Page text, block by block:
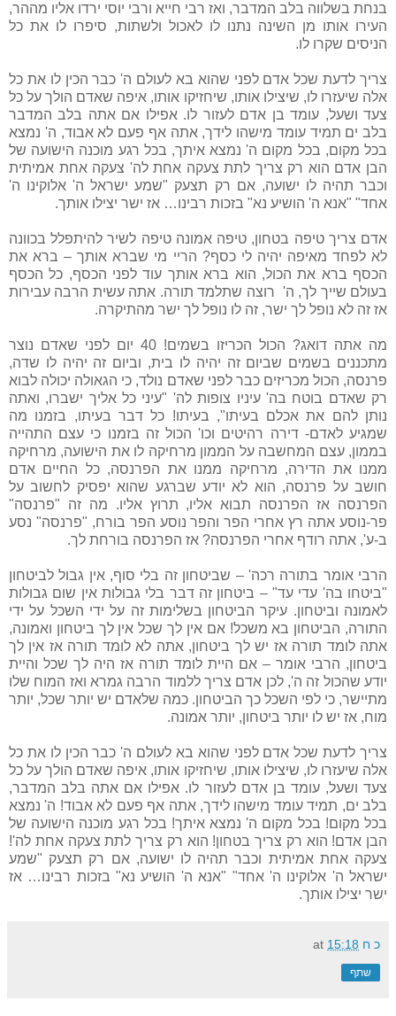
בנחת בשלווה בלב המדבר, ואז רבי חייא ורבי יוסי ירדו אליו מההר,
העירו אותו מן השינה נתנו לו לאכול ולשתות, סיפרו לו את כל
הניסים שקרו לו.
צריך לדעת שכל אדם לפני שהוא בא לעולם ה' כבר הכין לו את כל
אלה שיעזרו לו, שיצילו אותו, שיחזיקו אותו, איפה שאדם הולך על כל
צעד ושעל, עומד בן אדם לעזור לו. אפילו אם אתה בלב המדבר
בלב ים תמיד עומד מישהו לידך, אתה אף פעם לא אבוד, ה' נמצא
בכל מקום, בכל מקום ה' נמצא איתך, בכל רגע מוכנה הישועה של
הבן אדם הוא רק צריך לתת צעקה אחת לה' צעקה אחת אמיתית
וכבר תהיה לו ישועה, אם רק תצעק "שמע ישראל ה' אלוקינו ה'
אחד" "אנא ה' הושיע נא" בזכות רבינו… אז ישר יצילו אותך.
אדם צריך טיפה בטחון, טיפה אמונה טיפה לשיר להיתפלל בכוונה
לא לפחד מאיפה יהיה לי כסף? הריי מי שברא אותך – ברא את
הכסף ברא את הכול, הוא ברא אותך עוד לפני הכסף, כל הכסף
בעולם שייך לך, ה' רוצה שתלמד תורה. אתה עשית הרבה עבירות
אז זה לא נופל לך ישר, זה לו נופל לך ישר מהתיקרה.
מה אתה דואג? הכול הכריזו בשמים! 40 יום לפני שאדם נוצר
מתכננים בשמים שביום זה יהיה לו בית, וביום זה יהיה לו שדה,
פרנסה, הכול מכריזים כבר לפני שאדם נולד, כי הגאולה יכולה לבוא
רק שאדם בוטח בה' עיניו צופות לה' "עיני כל אליך ישברו, ואתה
נותן להם את אכלם בעיתו", בעיתו! כל דבר בעיתו, בזמנו מה
שמגיע לאדם- דירה רהיטים וכו' הכול זה בזמנו כי עצם התהייה
בממון, עצם המחשבה על הממון מרחיקה לו את הישועה, מרחיקה
ממנו את הדירה, מרחיקה ממנו את הפרנסה, כל החיים אדם
חושב על פרנסה, הוא לא יודע שברגע שהוא יפסיק לחשוב על
הפרנסה אז הפרנסה תבוא אליו, תרוץ אליו. מה זה "פרנסה"
פר-נוסע אתה רץ אחרי הפר והפר נוסע הפר בורח, "פרנסה" נסע
ב-ע', אתה רודף אחרי הפרנסה? אז הפרנסה בורחת לך.
הרבי אומר בתורה רכה' – שביטחון זה בלי סוף, אין גבול לביטחון
"ביטחו בה' עדי עד" – ביטחון זה דבר בלי גבולות אין שום גבולות
לאמונה וביטחון. עיקר הביטחון בשלימות זה על ידי השכל על ידי
התורה, הביטחון בא משכל! אם אין לך שכל אין לך ביטחון ואמונה,
אתה לומד תורה אז יש לך ביטחון, אתה לא לומד תורה אז אין לך
ביטחון, הרבי אומר – אם היית לומד תורה אז היה לך שכל והיית
יודע שהכול זה ה', לכן אדם צריך ללמוד הרבה גמרא ואז המוח שלו
מתיישר, כי לפי השכל כך הביטחון. כמה שלאדם יש יותר שכל, יותר
מוח, אז יש לו יותר ביטחון, יותר אמונה.
צריך לדעת שכל אדם לפני שהוא בא לעולם ה' כבר הכין לו את כל
אלה שיעזרו לו, שיצילו אותו, שיחזיקו אותו, איפה שאדם הולך על כל
צעד ושעל, עומד בן אדם לעזור לו. אפילו אם אתה בלב המדבר,
בלב ים, תמיד עומד מישהו לידך, אתה אף פעם לא אבוד! ה' נמצא
בכל מקום! בכל מקום ה' נמצא איתך! בכל רגע מוכנה הישועה של
הבן אדם! הוא רק צריך בטחון! הוא רק צריך לתת צעקה אחת לה'!
צעקה אחת אמיתית וכבר תהיה לו ישועה, אם רק תצעק "שמע
ישראל ה' אלוקינו ה' אחד" "אנא ה' הושיע נא" בזכות רבינו… אז
ישר יצילו אותך.
כ ח at 15:18
שתף